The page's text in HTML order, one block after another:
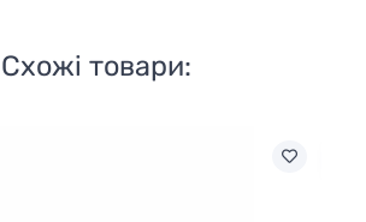
Схожі товари: